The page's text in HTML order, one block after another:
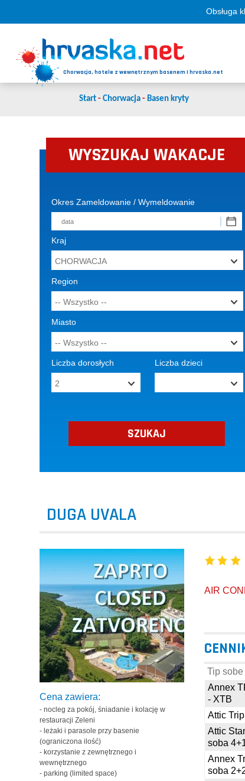
Chorwacja, hotele z wewnętrznym basenem | hrvaska.net
Obsługa
Start - Chorwacja - Basen kryty
WYSZUKAJ WAKACJE
Okres Zameldowanie / Wymeldowanie
Kraj
Region
Miasto
Liczba dorosłych Liczba dzieci
DUGA UVALA
Cena zawiera:
- nocleg za pokój, śniadanie i kolację w
restauracji Zeleni
- leżaki i parasole przy basenie
(ograniczona ilość)
- korzystanie z zewnętrznego i
wewnętrznego
- parking (limited space)
AIR
Tip sobe
Annex
- XTB
Attic
Attic
soba
Annex
soba